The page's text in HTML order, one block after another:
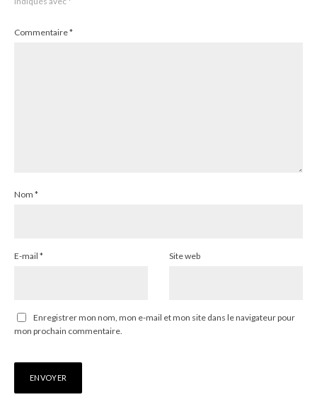
Commentaire*
Nom *
E-mail * Site web
Enregistrer mon nom, mon e-mail et mon site dans le navigateur pour
mon prochain commentaire.